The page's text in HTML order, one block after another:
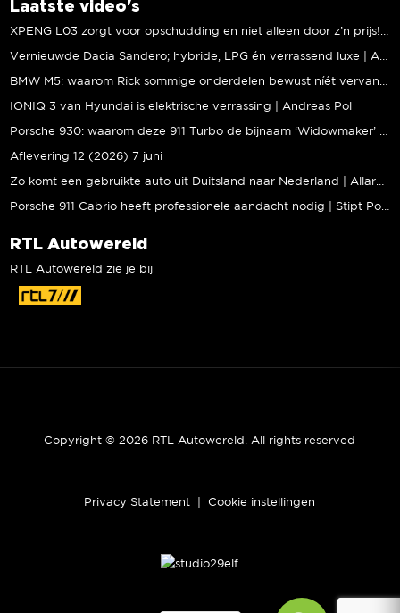
Laatste video's
XPENG L03 zorgt voor opschudding en niet alleen door z’n prijs! | Jeroen Mul
Vernieuwde Dacia Sandero; hybride, LPG én verrassend luxe | Andreas Pol
BMW M5: waarom Rick sommige onderdelen bewust níét vervangt | Stipt Polish Point
IONIQ 3 van Hyundai is elektrische verrassing | Andreas Pol
Porsche 930: waarom deze 911 Turbo de bijnaam ‘Widowmaker’ kreeg | Gallery Aaldering
Aflevering 12 (2026) 7 juni
Zo komt een gebruikte auto uit Duitsland naar Nederland | Allard Kalff
Porsche 911 Cabrio heeft professionele aandacht nodig | Stipt Polish Point
RTL Autowereld
RTL Autowereld zie je bij
Copyright © 2026 RTL Autowereld. All rights reserved
Privacy Statement Cookie instellingen